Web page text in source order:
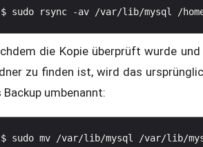
die Kopie überprüft wurde
zu finden ist, wird das
Backup umbenannt: